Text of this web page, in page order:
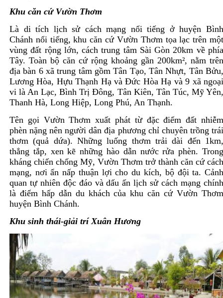
Khu căn cứ Vườn Thơm
Là di tích lịch sử cách mạng nổi tiếng ở huyện
Chánh nổi tiếng, khu căn cứ Vườn Thơm tọa lạc trên
vùng đất rộng lớn, cách trung tâm Sài Gòn 20km về
Tây. Toàn bộ căn cứ rộng khoảng gần 200km², nằm
địa bàn 6 xã trung tâm gồm Tân Tạo, Tân Nhựt, Tân
Lương Hòa, Hựu Thạnh Hạ và Đức Hòa Hạ và 9 xã
vi là An Lạc, Bình Trị Đông, Tân Kiên, Tân Túc, Mỹ
Thanh Hà, Long Hiệp, Long Phú, An Thạnh.
Tên gọi Vườn Thơm xuất phát từ đặc điểm đất
phèn nặng nên người dân địa phương chỉ chuyên trồng
thơm (quả dứa). Những luống thơm trải dài đến
thẳng tắp, xen kẽ những hào dẫn nước rửa phèn.
kháng chiến chống Mỹ, Vườn Thơm trở thành căn cứ
mạng, nơi ẩn nấp thuận lợi cho du kích, bộ đội ta.
quan tự nhiên độc đáo và dấu ấn lịch sử cách mạng
là điểm hấp dẫn du khách của khu căn cứ Vườn
huyện Bình Chánh.
Khu sinh thái-giải trí Xuân Hương